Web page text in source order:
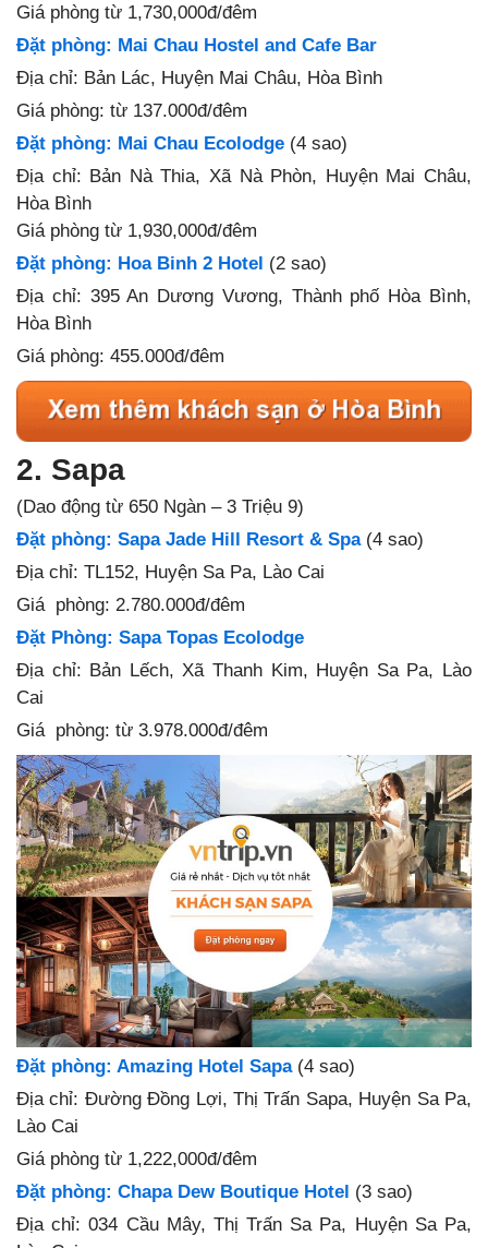
Giá phòng từ 1,730,000đ/đêm
Đặt phòng: Mai Chau Hostel and Cafe Bar
Địa chỉ: Bản Lác, Huyện Mai Châu, Hòa Bình
Giá phòng: từ 137.000đ/đêm
Đặt phòng: Mai Chau Ecolodge (4 sao)
Địa chỉ: Bản Nà Thia, Xã Nà Phòn, Huyện Mai Châu,
Hòa Bình
Giá phòng từ 1,930,000đ/đêm
Đặt phòng: Hoa Binh 2 Hotel (2 sao)
Địa chỉ: 395 An Dương Vương, Thành phố Hòa Bình,
Hòa Bình
Giá phòng: 455.000đ/đêm
2. Sapa
(Dao động từ 650 Ngàn – 3 Triệu 9)
Đặt phòng: Sapa Jade Hill Resort & Spa (4 sao)
Địa chỉ: TL152, Huyện Sa Pa, Lào Cai
Giá phòng: 2.780.000đ/đêm
Đặt Phòng: Sapa Topas Ecolodge
Địa chỉ: Bản Lếch, Xã Thanh Kim, Huyện Sa Pa, Lào
Cai
Giá phòng: từ 3.978.000đ/đêm
Đặt phòng: Amazing Hotel Sapa(4 sao)
Địa chỉ: Đường Đồng Lợi, Thị Trấn Sapa, Huyện Sa Pa,
Lào Cai
Giá phòng từ 1,222,000đ/đêm
Đặt phòng: Chapa Dew Boutique Hotel (3 sao)
Địa chỉ: 034 Cầu Mây, Thị Trấn Sa Pa, Huyện Sa Pa,